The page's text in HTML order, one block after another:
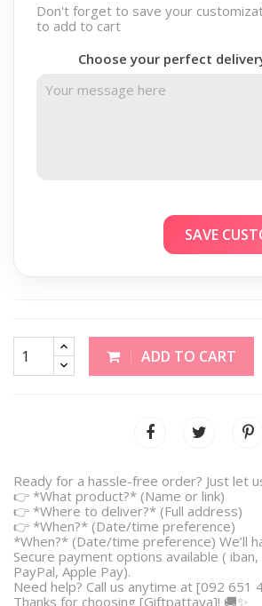
Don't forget to save your
to add to cart
Choose your perfect
SAVE
ADD TO CART
Ready for a hassle-free order? Just let
👉 *What product?* (Name or link)
👉 *Where to deliver?* (Full address)
👉 *When?* (Date/time preference)
*When?* (Date/time preference) We’ll
Secure payment options available (
PayPal, Apple Pay).
Need help? Call us anytime at [092 651
Thanks for choosing [Giftpattaya]! 🚚✨